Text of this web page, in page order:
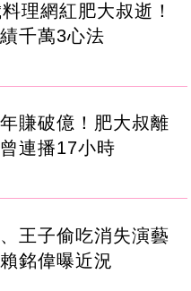
理網紅肥大叔逝！
千萬3心法
賺破億！肥大叔離
連播17小時
王子偷吃消失演藝
銘偉曝近況